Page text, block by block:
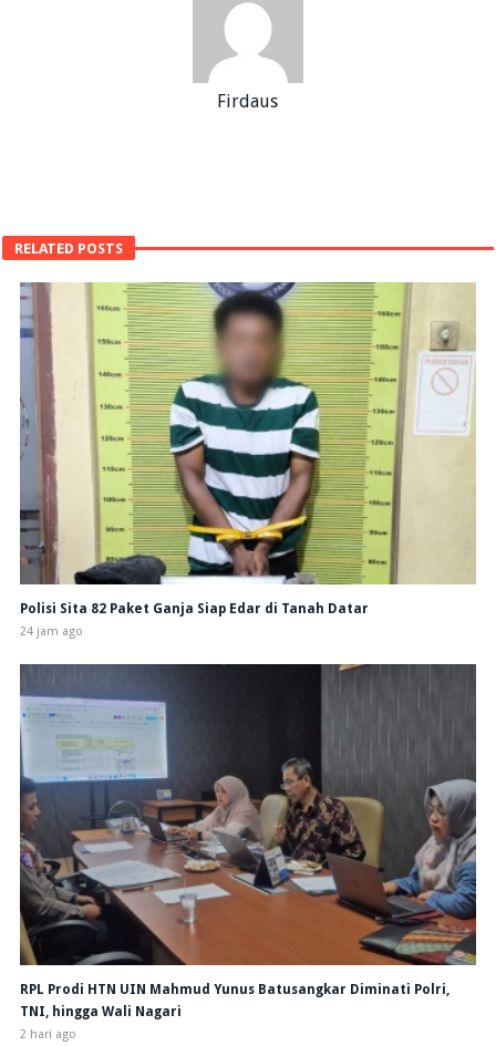
Firdaus
RELATED POSTS
Polisi Sita 82 Paket Ganja Siap Edar di Tanah Datar
24 jam ago
RPL Prodi HTN UIN Mahmud Yunus Batusangkar Diminati Polri,
TNI, hingga Wali Nagari
2 hari ago